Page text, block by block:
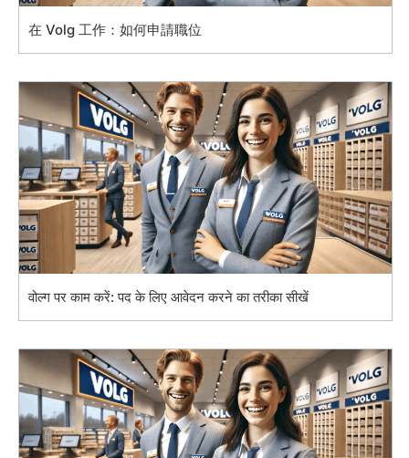
在 Volg 工作：如何申請職位
वोल्ग पर काम करें: पद के लिए आवेदन करने का तरीका सीखें